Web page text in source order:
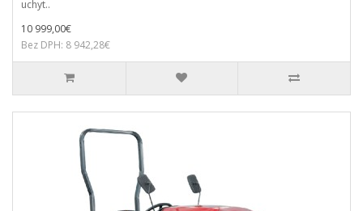
uchyt..
10 999,00€
Bez DPH: 8 942,28€